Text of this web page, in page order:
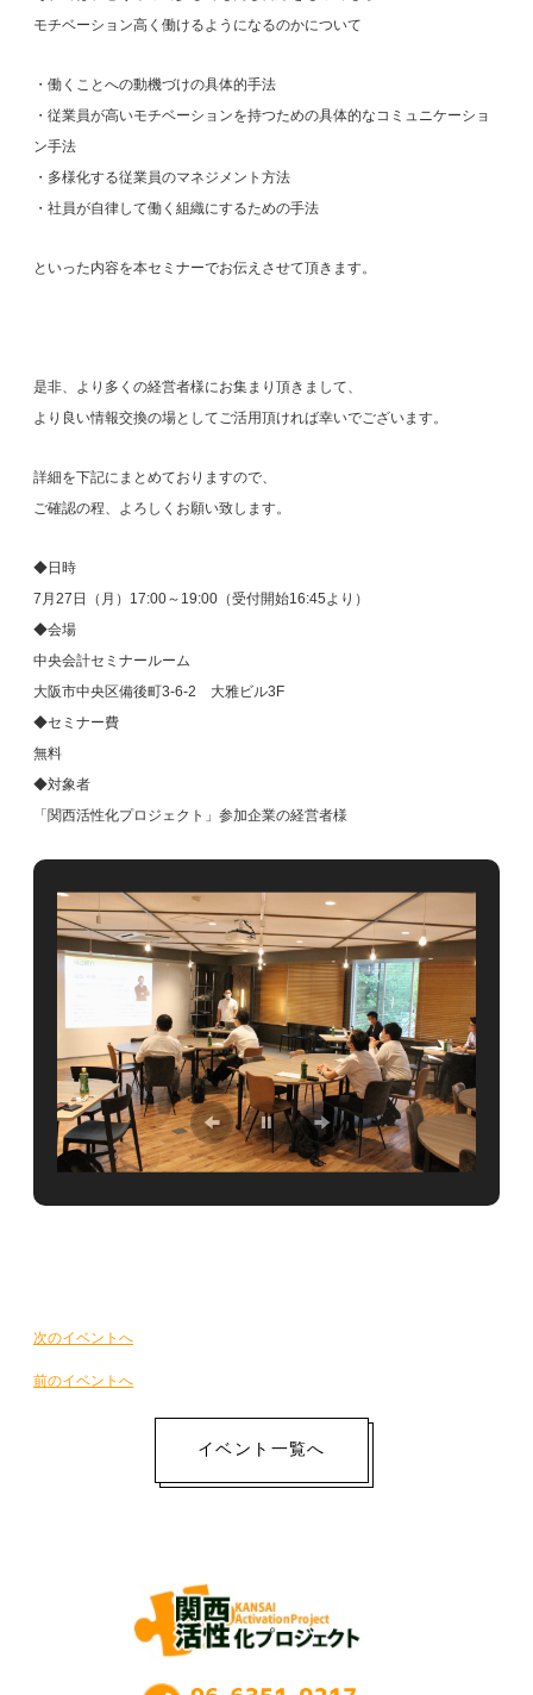
モチベーション高く働けるようになるのかについて
・働くことへの動機づけの具体的手法
・従業員が高いモチベーションを持つための具体的なコミュニケーショ
ン手法
・多様化する従業員のマネジメント方法
・社員が自律して働く組織にするための手法
といった内容を本セミナーでお伝えさせて頂きます。
是非、より多くの経営者様にお集まり頂きまして、
より良い情報交換の場としてご活用頂ければ幸いでございます。
詳細を下記にまとめておりますので、
ご確認の程、よろしくお願い致します。
◆日時
7月27日（月）17:00～19:00（受付開始16:45より）
◆会場
中央会計セミナールーム
大阪市中央区備後町3-6-2 大雅ビル3F
◆セミナー費
無料
◆対象者
「関西活性化プロジェクト」参加企業の経営者様
イ
次のイベントへ
前のイベントへ
イベント一覧へ